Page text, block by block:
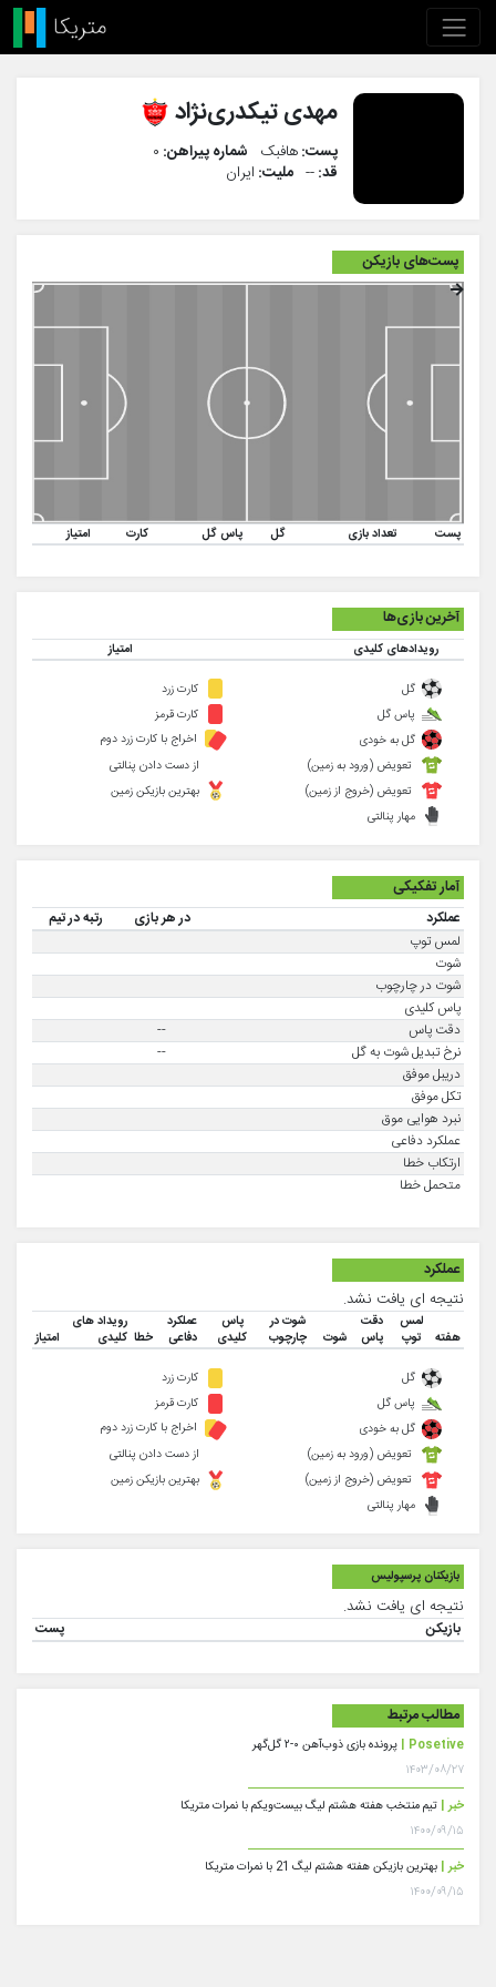
مهدی تیکدری‌نژاد
پست:هافبک شماره پیراهن: ۰
قد:-- ملیت: ایران
پست‌های بازیکن
پست تعداد بازی گل پاس گل کارت امتیاز
آخرین بازی‌ها
رویدادهای کلیدی امتیاز
گل
پاس گل
گل به خودی
کارت زرد
کارت قرمز
اخراج با کارت زرد دوم
تعویض (ورود به زمین)
تعویض (خروج از زمین)
مهار پنالتی
از دست دادن پنالتی
بهترین بازیکن زمین
آمار تفکیکی
عملکرد در هر بازی
رتبه در تیم
لمس توپ
شوت
شوت در چارچوب
پاس کلیدی
دقت پاس
--
نرخ تبدیل شوت به گل
--
دریبل موفق
تکل موفق
نبرد هوایی موق
عملکرد دفاعی
ارتکاب خطا
متحمل خطا
عملکرد
نتیجه ای یافت نشد.
هفته
لمس
توپ
دقت
پاس
شوت
شوت در
چارچوب
پاس
کلیدی
عملکرد
دفاعی
خطا
رویداد های
کلیدی
امتیاز
گل
پاس گل
گل به خودی
کارت زرد
کارت قرمز
اخراج با کارت زرد دوم
تعویض (ورود به زمین)
تعویض (خروج از زمین)
مهار پنالتی
از دست دادن پنالتی
بهترین بازیکن زمین
بازیکنان پرسپولیس
نتیجه ای یافت نشد.
بازیکن پست
مطالب مرتبط
Posetive | پرونده بازی ذوب‌آهن ۰-۲ گل‌گهر
۱۴۰۳/۰۸/۲۷
خبر | تیم منتخب هفته هشتم لیگ بیست‌ویکم با نمرات متریکا
۱۴۰۰/۰۹/۱۵
خبر | بهترین بازیکن هفته هشتم لیگ 21 با نمرات متریکا
۱۴۰۰/۰۹/۱۵